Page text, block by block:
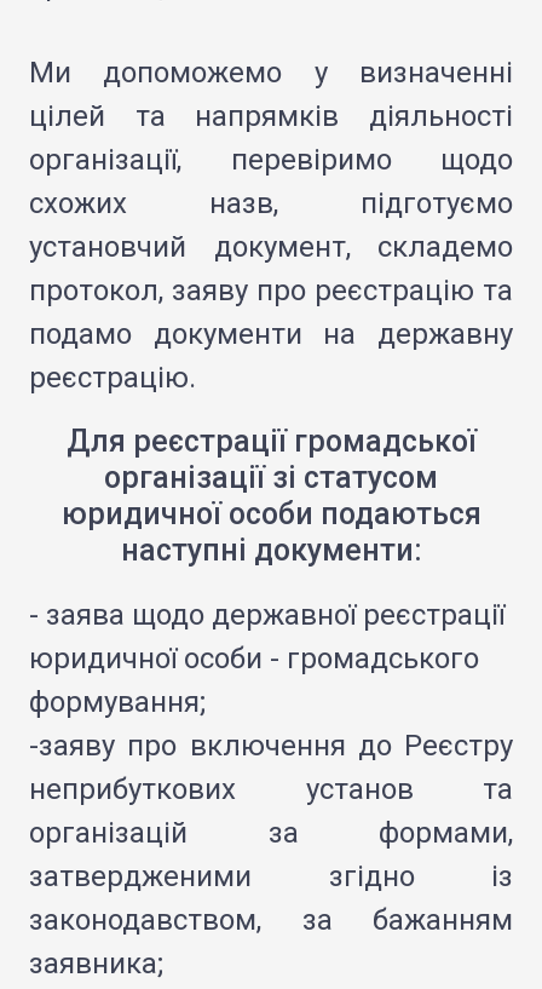
Ми допоможемо у визначенні
цілей та напрямків діяльності
організації, перевіримо щодо
схожих назв, підготуємо
установчий документ, складемо
протокол, заяву про реєстрацію та
подамо документи на державну
реєстрацію.
Для реєстрації громадської
організації зі статусом
юридичної особи подаються
наступні документи:
- заява щодо державної реєстрації
юридичної особи - громадського
формування;
-заяву про включення до Реєстру
неприбуткових установ та
організацій за формами,
затвердженими згідно із
законодавством, за бажанням
заявника;